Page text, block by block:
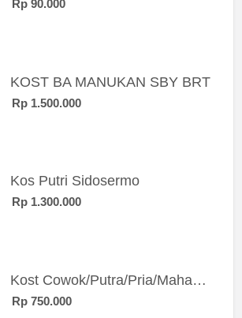
Rp 90.000
KOST BA MANUKAN SBY BRT
Rp 1.500.000
Kos Putri Sidosermo
Rp 1.300.000
Kost Cowok/Putra/Pria/Mahasiswa/Karyawan SIngle eksklusif bangunan baru
Rp 750.000